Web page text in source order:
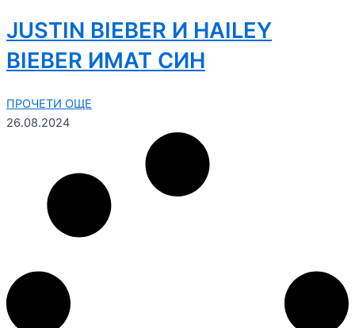
JUSTIN BIEBER И HAILEY
BIEBER ИМАТ СИН
ПРОЧЕТИ ОЩЕ
26.08.2024